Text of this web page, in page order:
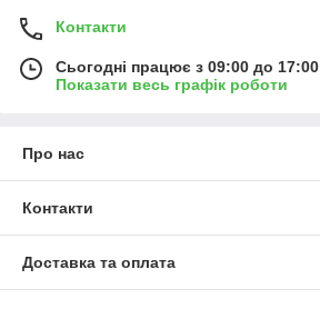
Контакти
Сьогодні працює з 09:00 до 17:00
Показати весь графік роботи
Про нас
Контакти
Доставка та оплата